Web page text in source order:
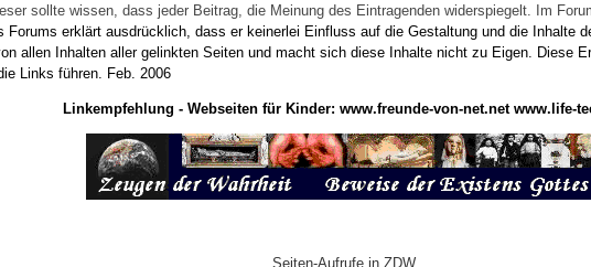
sollte wissen, dass jeder Beitrag, die Meinung des Eintragenden widerspiegelt. Im
Forums erklärt ausdrücklich, dass er keinerlei Einfluss auf die Gestaltung und die Inhalte
allen Inhalten aller gelinkten Seiten und macht sich diese Inhalte nicht zu Eigen. Diese
Links führen. Feb. 2006
Linkempfehlung - Webseiten für Kinder: www.freunde-von-net.net www.life-
Seiten-Aufrufe in ZDW